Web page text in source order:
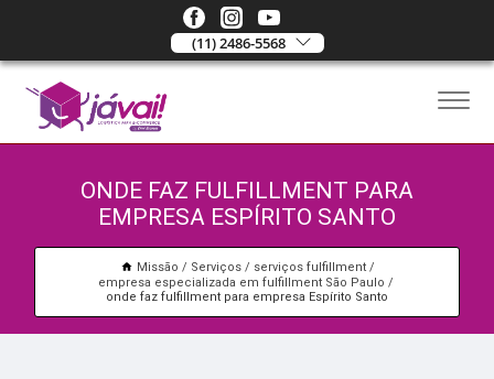
(11) 2486-5568
ONDE FAZ FULFILLMENT PARA
EMPRESA ESPÍRITO SANTO
Missão Serviços
serviços fulfillment
empresa especializada em fulfillment São Paulo
onde faz fulfillment para empresa Espírito Santo